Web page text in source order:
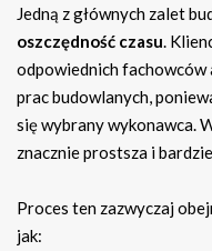
Jedną z głównych zalet
oszczędność czasu .
odpowiednich
prac budowlanych,
się wybrany wykonawca.
znacznie prostsza i
Proces ten zazwyczaj
jak: